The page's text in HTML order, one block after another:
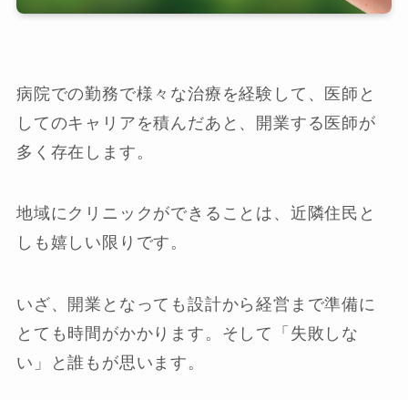
病院での勤務で様々な治療を経験して、医師と
してのキャリアを積んだあと、開業する医師が
多く存在します。
地域にクリニックができることは、近隣住民と
しも嬉しい限りです。
いざ、開業となっても設計から経営まで準備に
とても時間がかかります。そして「失敗しな
い」と誰もが思います。